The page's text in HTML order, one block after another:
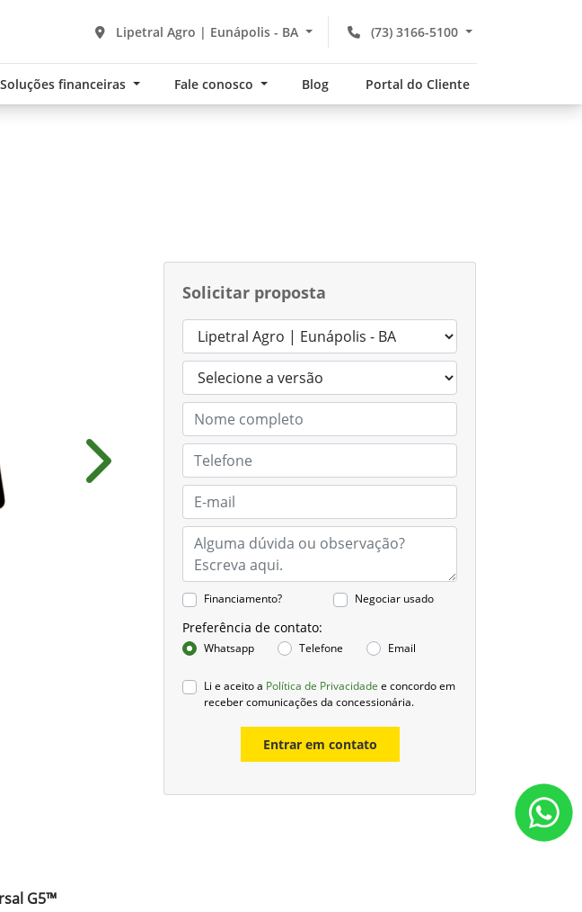
(73) 3166-5100
Lipetral Agro | Eunápolis - BA
Soluções financeiras Fale conosco Blog Portal do Cliente
Solicitar proposta
Financiamento? Negociar usado
Preferência de contato:
Whatsapp Telefone Email
Li e aceito a Política de Privacidade e concordo em
receber comunicações da concessionária.
Entrar em contato
Próximo
G5™